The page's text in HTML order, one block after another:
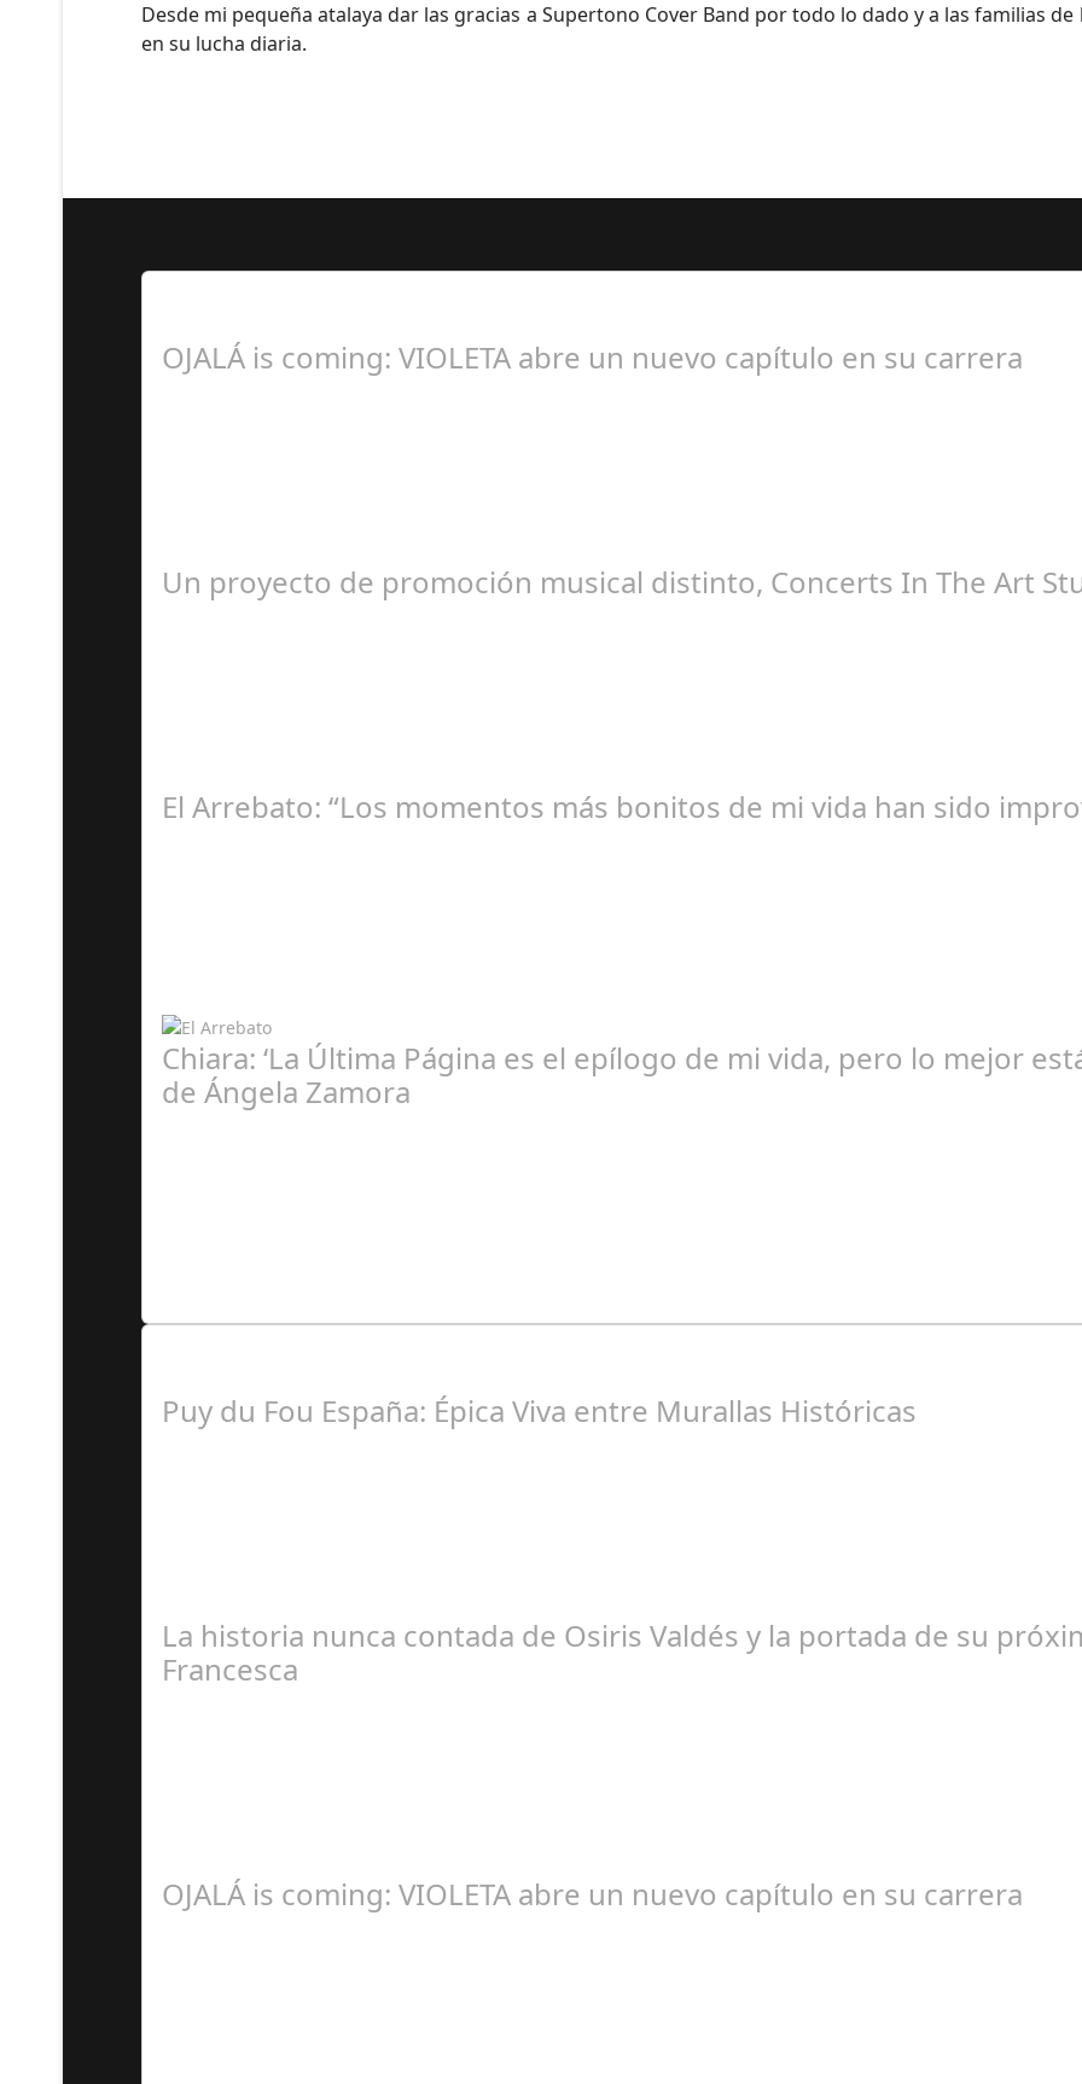
Desde mi pequeña atalaya dar las gracias a Supertono Cover Band por todo lo dado y a las familias
en su lucha diaria.
OJALÁ is coming: VIOLETA abre un nuevo capítulo en su carrera
Un proyecto de promoción musical distinto, Concerts In The Art
El Arrebato: “Los momentos más bonitos de mi vida han sido
Chiara: ‘La Última Página es el epílogo de mi vida, pero lo mejor
de Ángela Zamora
Puy du Fou España: Épica Viva entre Murallas Históricas
La historia nunca contada de Osiris Valdés y la portada de su
Francesca
OJALÁ is coming: VIOLETA abre un nuevo capítulo en su carrera